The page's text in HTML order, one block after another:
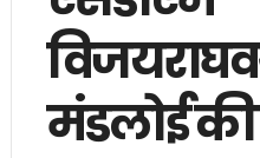
मंडलोई की